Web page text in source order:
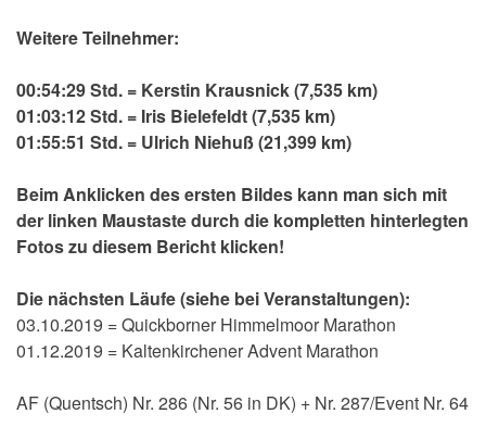
Weitere Teilnehmer:
00:54:29 Std. = Kerstin Krausnick (7,535 km)
01:03:12 Std. = Iris Bielefeldt (7,535 km)
01:55:51 Std. = Ulrich Niehuß (21,399 km)
Beim Anklicken des ersten Bildes kann man sich mit
der linken Maustaste durch die kompletten hinterlegten
Fotos zu diesem Bericht klicken!
Die nächsten Läufe (siehe bei Veranstaltungen):
03.10.2019 = Quickborner Himmelmoor Marathon
01.12.2019 = Kaltenkirchener Advent Marathon
AF (Quentsch) Nr. 286 (Nr. 56 in DK) + Nr. 287/Event Nr. 64